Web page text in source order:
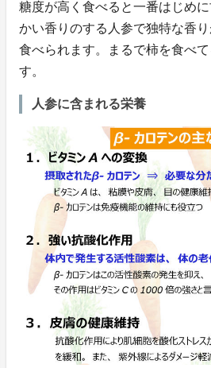
糖度が高く食べると一番はじめ
かい香りのする人参で独特な香
食べられます。まるで柿を食べ
す。
人参に含まれる栄養